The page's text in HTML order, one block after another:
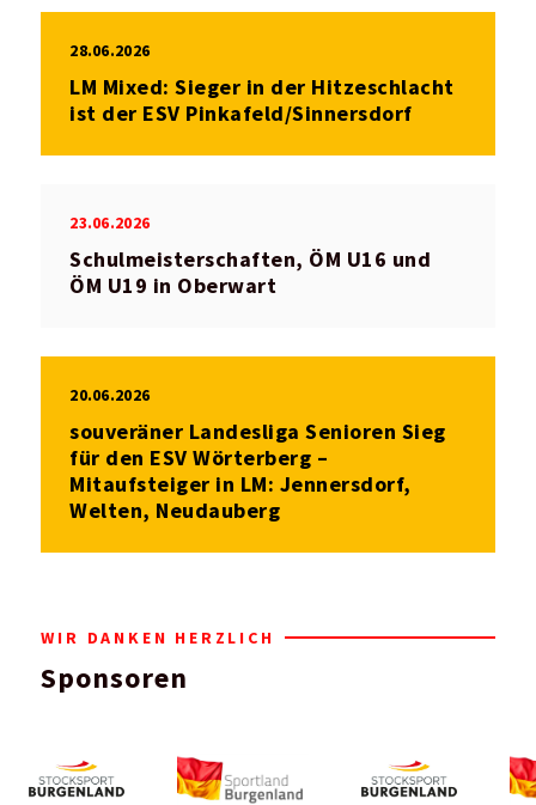
28.06.2026
LM Mixed: Sieger in der Hitzeschlacht
ist der ESV Pinkafeld/Sinnersdorf
23.06.2026
Schulmeisterschaften, ÖM U16 und
ÖM U19 in Oberwart
20.06.2026
souveräner Landesliga Senioren Sieg
für den ESV Wörterberg –
Mitaufsteiger in LM: Jennersdorf,
Welten, Neudauberg
WIR DANKEN HERZLICH
Sponsoren